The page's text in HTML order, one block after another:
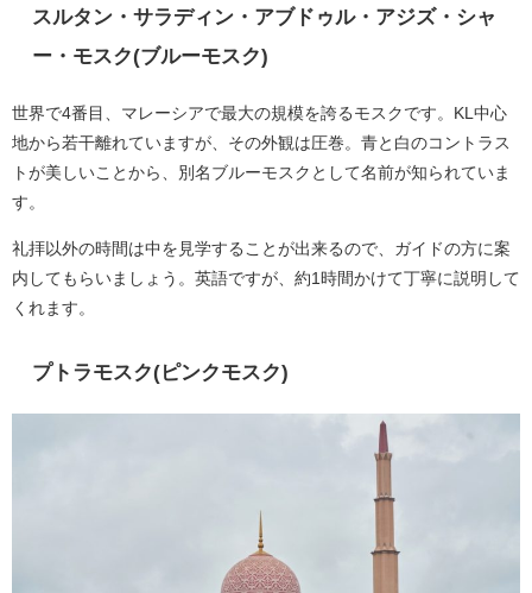
スルタン・サラディン・アブドゥル・アジズ・シャ
ー・モスク(ブルーモスク)
世界で4番目、マレーシアで最大の規模を誇るモスクです。KL中心
地から若干離れていますが、その外観は圧巻。青と白のコントラス
トが美しいことから、別名ブルーモスクとして名前が知られていま
す。
礼拝以外の時間は中を見学することが出来るので、ガイドの方に案
内してもらいましょう。英語ですが、約1時間かけて丁寧に説明して
くれます。
プトラモスク(ピンクモスク)